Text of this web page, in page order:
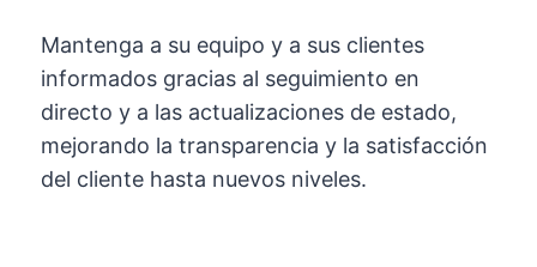
Mantenga a su equipo y a sus clientes
informados gracias al seguimiento en
directo y a las actualizaciones de estado,
mejorando la transparencia y la satisfacción
del cliente hasta nuevos niveles.